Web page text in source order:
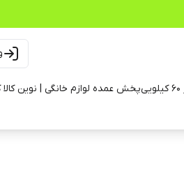
پخش عمده لوازم خانگی | نوین کالا